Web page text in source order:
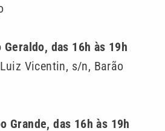
das 16h às 19h
Vicentin, s/n, Barão
Grande, das 16h às 19h